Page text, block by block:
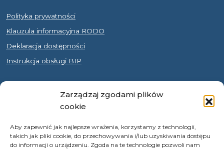
Zarządzaj zgodami plików
cookie
Aby zapewnić jak najlepsze wrażenia, korzystamy z technologii,
takich jak pliki cookie, do przechowywania i/lub uzyskiwania dostępu
do informacji o urządzeniu. Zgoda na te technologie pozwoli nam
Polityka prywatności
Klauzula informacyjna RODO
Deklaracja dostępności
Instrukcja obsługi BIP
© 2026 Samorząd Województwa Opolskiego